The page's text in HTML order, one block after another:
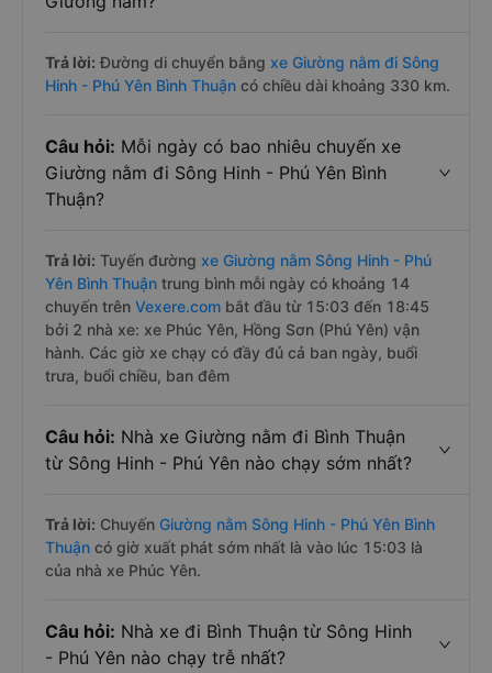
Trả lời: Đường di chuyển bằng xe Giường nằm đi Sông
Hinh - Phú Yên Bình Thuận có chiều dài khoảng 330 km.
Câu hỏi: Mỗi ngày có bao nhiêu chuyến xe
Giường nằm đi Sông Hinh - Phú Yên Bình
Thuận?
Trả lời: Tuyến đường xe Giường nằm Sông Hinh - Phú
Yên Bình Thuận trung bình mỗi ngày có khoảng 14
chuyến trên Vexere.com bắt đầu từ 15:03 đến 18:45
bởi 2 nhà xe: xe Phúc Yên, Hồng Sơn (Phú Yên) vận
hành. Các giờ xe chạy có đầy đủ cả ban ngày, buổi
trưa, buổi chiều, ban đêm
Câu hỏi: Nhà xe Giường nằm đi Bình Thuận
từ Sông Hinh - Phú Yên nào chạy sớm nhất?
Trả lời: Chuyến Giường nằm Sông Hinh - Phú Yên Bình
Thuận có giờ xuất phát sớm nhất là vào lúc 15:03 là
của nhà xe Phúc Yên.
Câu hỏi: Nhà xe đi Bình Thuận từ Sông Hinh
- Phú Yên nào chạy trễ nhất?